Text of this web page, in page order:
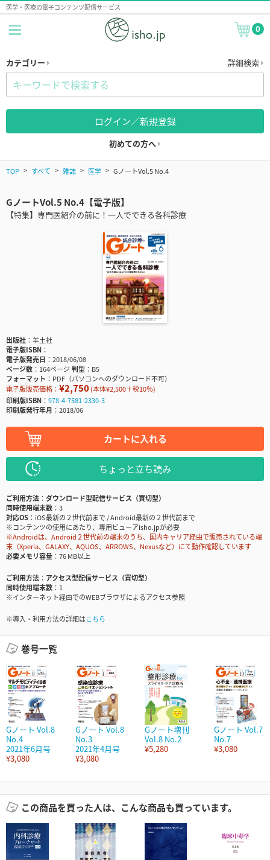
医学・医療の電子コンテンツ配信サービス
0
カテゴリー 詳細検索
ログイン／新規登録
初めての方へ
TOP すべて 雑誌 医学 GノートVol.5 No.4
GノートVol.5 No.4【電子版】
【特集】専門医紹介の前に！一人でできる各科診療
出版社
羊土社
電子版ISBN
電子版発売日
2018/06/08
ページ数
164ページ判型
B5
フォーマット
PDF（パソコンへのダウンロード不可）
電子版販売価格： ¥2,750(本体¥2,500＋税10％)
印刷版ISBN
978-4-7581-2330-3
印刷版発行年月
2018/06
カートに入れる
ちょっと立ち読み
ご利用方法
ダウンロード型配信サービス（買切型）
同時使用端末数
3
対応OS
iOS最新の２世代前まで / Android最新の２世代前まで
※コンテンツの使用にあたり、専用ビューアisho.jpが必要
※Androidは、Android２世代前の端末のうち、国内キャリア経由で販売されている端
末（Xperia、GALAXY、AQUOS、ARROWS、Nexusなど）にて動作確認しています
必要メモリ容量
76 MB以上
ご利用方法
アクセス型配信サービス（買切型）
同時使用端末数
1
※インターネット経由でのWEBブラウザによるアクセス参照
※導入・利用方法の詳細はこちら
巻号一覧
Gノート Vol.8
No.4
2021年6月号
¥3,080
Gノート Vol.8
No.3
2021年4月号
¥3,080
Gノート増刊
Vol.8 No.2
¥5,280
Gノート Vol.7
No.7
¥3,080
この商品を買った人は、こんな商品も買っています。